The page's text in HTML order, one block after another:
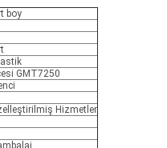
boy
GMT7250
Hizmetler